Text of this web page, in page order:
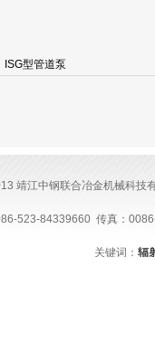
ISG型管道泵
靖江中钢联合冶金机械科技
523-84339660 传真：
关键词：辐